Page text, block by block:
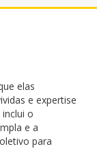
elas
e expertise
o
e a
para